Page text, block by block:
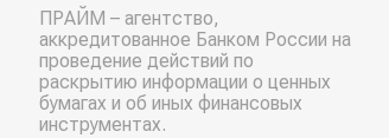
ПРАЙМ – агентство,
аккредитованное Банком России на
проведение действий по
раскрытию информации о ценных
бумагах и об иных финансовых
инструментах.